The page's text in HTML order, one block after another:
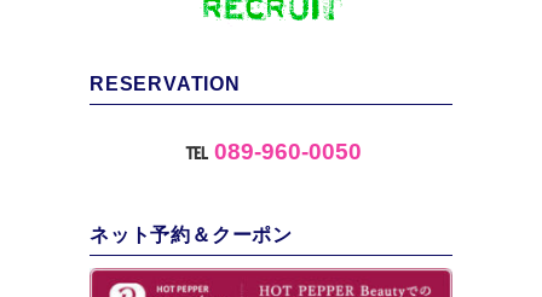
RESERVATION
℡ 089-960-0050
ネット予約＆クーポン